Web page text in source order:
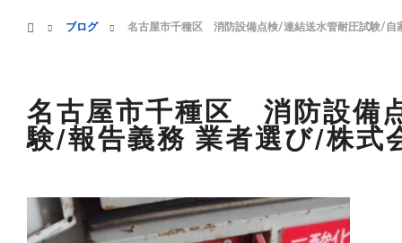
HOME 業務案内
ブログ
名古屋市千種区 消防設備点検/連結送水管耐圧試験/自
名古屋市千種区 消防設備
験/報告義務 業者選び/株式